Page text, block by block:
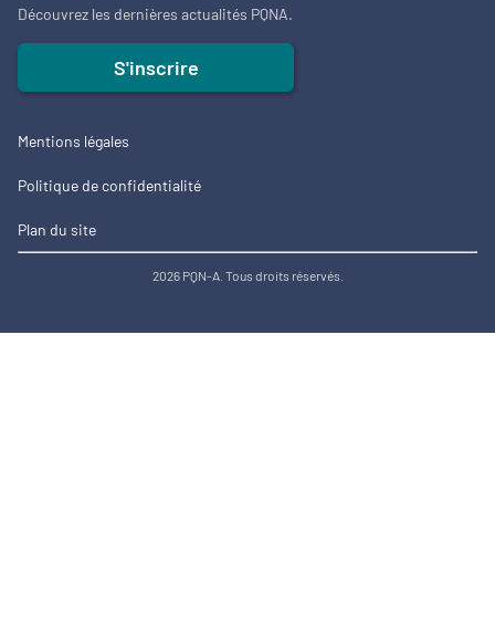
Découvrez les dernières actualités PQNA.
S'inscrire
Mentions légales
Politique de confidentialité
Plan du site
2026 PQN-A. Tous droits réservés.